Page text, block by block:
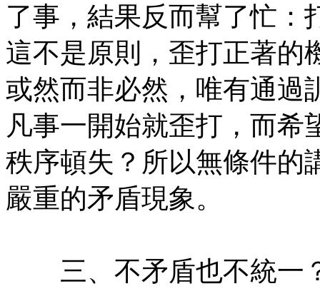
了事，結果反而幫了忙：
這不是原則，歪打正著的
或然而非必然，唯有通過
凡事一開始就歪打，而希
秩序頓失？所以無條件的
嚴重的矛盾現象。
三、不矛盾也不統一